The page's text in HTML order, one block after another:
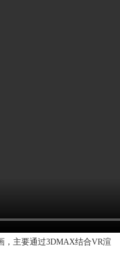
，主要通过3DMAX结合VR渲